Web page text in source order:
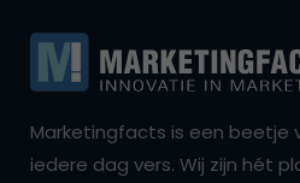
Marketingfacts is een beetje
iedere dag vers. Wij zijn hét